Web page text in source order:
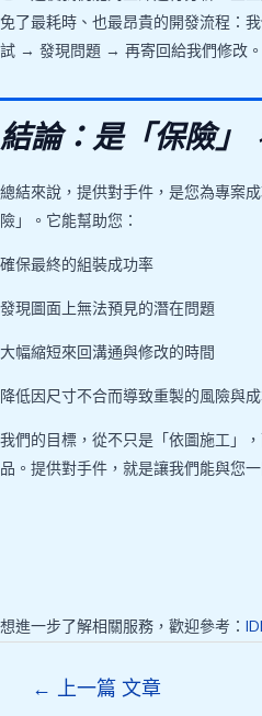
免了最耗時、也最昂貴的開發流程：
試 → 發現問題 → 再寄回給我們修改。
結論：是「保險」
總結來說，提供對手件，是您為專案
險」。它能幫助您：
確保最終的組裝成功率
發現圖面上無法預見的潛在問題
大幅縮短來回溝通與修改的時間
降低因尺寸不合而導致重製的風險與
我們的目標，從不只是「依圖施工」
品。提供對手件，就是讓我們能與您
想進一步了解相關服務，歡迎參考：
← 上一篇 文章